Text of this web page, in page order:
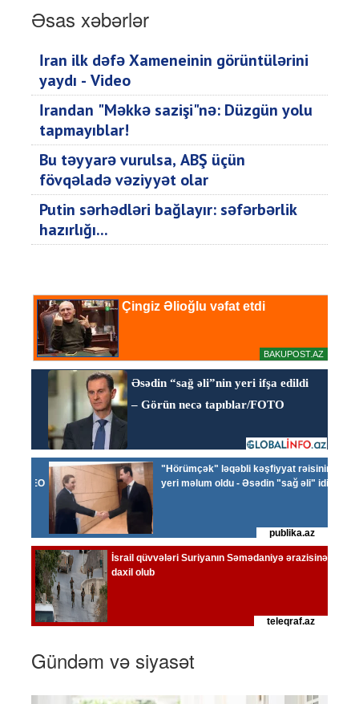
Əsas xəbərlər
İran ilk dəfə Xameneinin görüntülərini
yaydı - Video
İrandan "Məkkə sazişi"nə: Düzgün yolu
tapmayıblar!
Bu təyyarə vurulsa, ABŞ üçün
fövqəladə vəziyyət olar
Putin sərhədləri bağlayır: səfərbərlik
hazırlığı...
Gündəm və siyasət